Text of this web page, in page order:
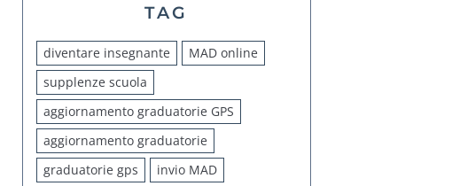
TAG
diventare insegnante
MAD online
supplenze scuola
aggiornamento graduatorie GPS
aggiornamento graduatorie
graduatorie gps
invio MAD